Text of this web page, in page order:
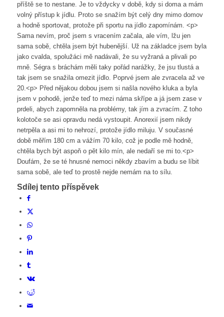
příště se to nestane. Je to vždycky v době, kdy si doma a mám
volný přístup k jídlu. Proto se snažím být celý dny mimo domov
a hodně sportovat, protože při sportu na jídlo zapomínám. <p>
Sama nevím, proč jsem s vracením začala, ale vím, lžu jen
sama sobě, chtěla jsem být hubenější. Už na základce jsem byla
jako cvalda, spolužáci mě nadávali, že su vyžraná a plivali po
mně. Ségra s bráchám měli taky pořád narážky, že jsu tlustá a
tak jsem se snažila omezit jídlo. Poprvé jsem ale zvracela až ve
20.<p> Před nějakou dobou jsem si našla nového kluka a byla
jsem v pohodě, jenže teď to mezi náma skřípe a já jsem zase v
prdeli, abych zapomněla na problémy, tak jím a zvracím. Z toho
kolotoče se asi opravdu nedá vystoupit. Anorexií jsem nikdy
netrpěla a asi mi to nehrozí, protože jídlo miluju. V současné
době měřím 180 cm a vážím 70 kilo, což je podle mě hodně,
chtěla bych být aspoň o pět kilo mín, ale nedaří se mi to.<p>
Doufám, že se té hnusné nemoci někdy zbavím a budu se líbit
sama sobě, ale teď to prostě nejde nemám na to sílu.
Sdílej tento příspěvek